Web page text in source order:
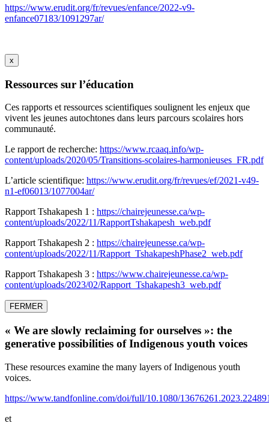
https://www.erudit.org/fr/revues/enfance/2022-v9-
enfance07183/1091297ar/
x
Ressources sur l’éducation
Ces rapports et ressources scientifiques soulignent les enjeux que
vivent les jeunes autochtones dans leurs parcours scolaires hors
communauté.
Le rapport de recherche: https://www.rcaaq.info/wp-
content/uploads/2020/05/Transitions-scolaires-harmonieuses_FR.pdf
L’article scientifique: https://www.erudit.org/fr/revues/ef/2021-v49-
n1-ef06013/1077004ar/
Rapport Tshakapesh 1 : https://chairejeunesse.ca/wp-
content/uploads/2022/11/RapportTshakapesh_web.pdf
Rapport Tshakapesh 2 : https://chairejeunesse.ca/wp-
content/uploads/2022/11/Rapport_TshakapeshPhase2_web.pdf
Rapport Tshakapesh 3 : https://www.chairejeunesse.ca/wp-
content/uploads/2023/02/Rapport_Tshakapesh3_web.pdf
FERMER
« We are slowly reclaiming for ourselves »: the
generative possibilities of Indigenous youth voices
These resources examine the many layers of Indigenous youth
voices.
https://www.tandfonline.com/doi/full/10.1080/
et